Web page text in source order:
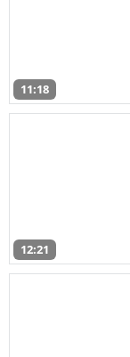
11:18
12:21